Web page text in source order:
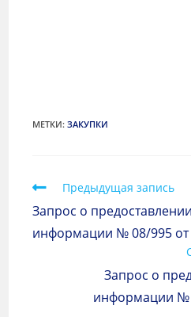
МЕТКИ:ЗАКУПКИ
Предыдущая запись
Запрос о
информации № 08/995 от
Запрос о
информации №